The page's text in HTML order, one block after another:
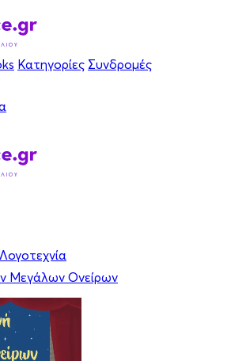
Κατηγορίες Συνδρομές
Μεγάλων Ονείρων